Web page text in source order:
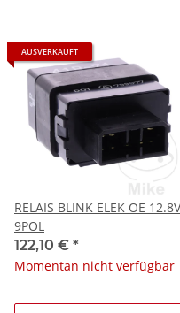
AUSVERKAUFT
RELAIS BLINK ELEK OE 12.8V
9POL
122,10 € *
Momentan nicht verfügbar